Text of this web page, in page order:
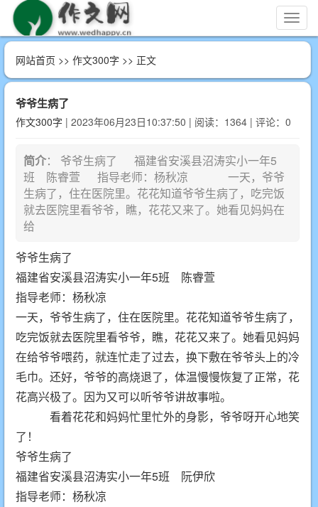
切
换
网站首页 >> 作文300字 >> 正文
爷爷生病了
作文300字 | 2023年06月23日10:37:50 | 阅读：1364 | 评论：0
简介： 爷爷生病了 福建省安溪县沼涛实小一年5
班 陈睿萱 指导老师：杨秋凉 一天，爷爷
生病了，住在医院里。花花知道爷爷生病了，吃完饭
就去医院里看爷爷，瞧，花花又来了。她看见妈妈在
给
爷爷生病了
福建省安溪县沼涛实小一年5班 陈睿萱
指导老师：杨秋凉
一天，爷爷生病了，住在医院里。花花知道爷爷生病了，
吃完饭就去医院里看爷爷，瞧，花花又来了。她看见妈妈
在给爷爷喂药，就连忙走了过去，换下敷在爷爷头上的冷
毛巾。还好，爷爷的高烧退了，体温慢慢恢复了正常，花
花高兴极了。因为又可以听爷爷讲故事啦。
看着花花和妈妈忙里忙外的身影，爷爷呀开心地笑
了！
爷爷生病了
福建省安溪县沼涛实小一年5班 阮伊欣
指导老师：杨秋凉